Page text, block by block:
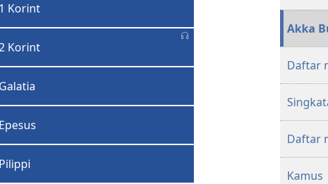
1 Korint
Korint
Galatia
Epesus
Pilippi
Akka
Daftar
Daftar
Kamus